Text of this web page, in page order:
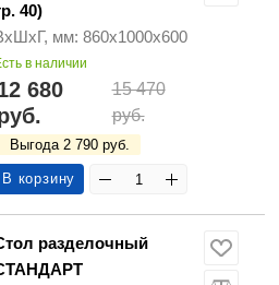
40)
мм: 860х1000х600
в наличии
680
15 470
руб.
Выгода 2 790 руб.
В корзину
разделочный